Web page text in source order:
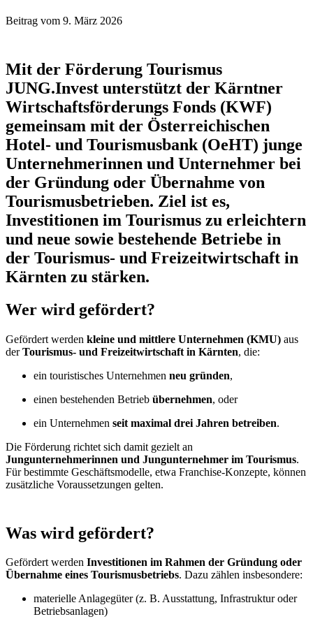
Beitrag vom 9. März 2026
Mit der Förderung Tourismus
JUNG.Invest unterstützt der Kärntner
Wirtschaftsförderungs Fonds (KWF)
gemeinsam mit der Österreichischen
Hotel- und Tourismusbank (OeHT) junge
Unternehmerinnen und Unternehmer bei
der Gründung oder Übernahme von
Tourismusbetrieben. Ziel ist es,
Investitionen im Tourismus zu erleichtern
und neue sowie bestehende Betriebe in
der Tourismus- und Freizeitwirtschaft in
Kärnten zu stärken.
Wer wird gefördert?
Gefördert werden kleine und mittlere Unternehmen (KMU) aus
derTourismus- und Freizeitwirtschaft in Kärnten, die:
ein touristisches Unternehmen neu gründen,
einen bestehenden Betrieb übernehmen, oder
ein Unternehmen seit maximal drei Jahren betreiben.
Die Förderung richtet sich damit gezielt an
Jungunternehmerinnen und Jungunternehmer im Tourismus.
Für bestimmte Geschäftsmodelle, etwa Franchise-Konzepte, können
zusätzliche Voraussetzungen gelten.
Was wird gefördert?
Gefördert werden Investitionen im Rahmen der Gründung oder
Übernahme eines Tourismusbetriebs. Dazu zählen insbesondere:
materielle Anlagegüter (z. B. Ausstattung, Infrastruktur oder
Betriebsanlagen)